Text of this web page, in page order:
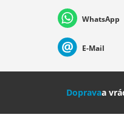
Nederland
WhatsApp
E-Mail
Dopravaa